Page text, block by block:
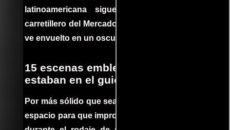
latinoamericana sigue la historia de un
carretillero del Mercado 4 de Asunción que se
ve envuelto en un oscuro mundo de crimen
15 escenas emblemáticas que no
estaban en el guion
Por más sólido que sea un guión siempre hay
espacio para que improvisaciones que se dan